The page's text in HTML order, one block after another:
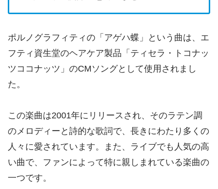
ポルノグラフィティの「アゲハ蝶」という曲は、エ
フティ資生堂のヘアケア製品「ティセラ・トコナッ
ツココナッツ」のCMソングとして使用されまし
た。
この楽曲は2001年にリリースされ、そのラテン調
のメロディーと詩的な歌詞で、長きにわたり多くの
人々に愛されています。また、ライブでも人気の高
い曲で、ファンによって特に親しまれている楽曲の
一つです。